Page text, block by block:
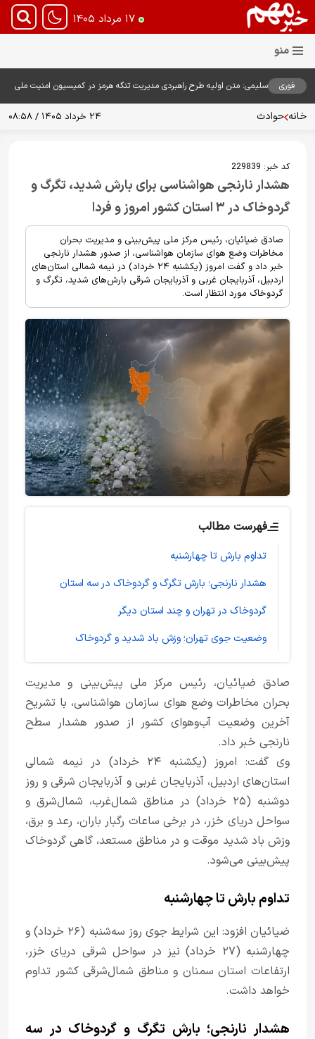
۱۷ مرداد ۱۴۰۵
فوری
سلیمی: متن اولیه طرح راهبردی مدیریت تنگه هرمز در کمیسیون امنیت ملی
خانه حوادث ۲۴ خرداد ۱۴۰۵ / ۰۸:۵۸
کد خبر: 229839
هشدار نارنجی هواشناسی برای بارش شدید، تگرگ و
گردوخاک در ۳ استان کشور امروز و فردا
صادق ضیائیان، رئیس مرکز ملی پیش‌بینی و مدیریت بحران
مخاطرات وضع هوای سازمان هواشناسی، از صدور هشدار نارنجی
خبر داد و گفت امروز (یکشنبه ۲۴ خرداد) در نیمه شمالی استان‌های
اردبیل، آذربایجان غربی و آذربایجان شرقی بارش‌های شدید، تگرگ و
گردوخاک مورد انتظار است.
فهرست مطالب
تداوم بارش تا چهارشنبه
هشدار نارنجی؛ بارش تگرگ و گردوخاک در سه استان
گردوخاک در تهران و چند استان دیگر
وضعیت جوی تهران؛ وزش باد شدید و گردوخاک
صادق ضیائیان، رئیس مرکز ملی پیش‌بینی و مدیریت
بحران مخاطرات وضع هوای سازمان هواشناسی، با تشریح
آخرین وضعیت آب‌وهوای کشور از صدور هشدار سطح
نارنجی خبر داد.
وی گفت: امروز (یکشنبه ۲۴ خرداد) در نیمه شمالی
استان‌های اردبیل، آذربایجان غربی و آذربایجان شرقی و روز
دوشنبه (۲۵ خرداد) در مناطق شمال‌غرب، شمال‌شرق و
سواحل دریای خزر، در برخی ساعات رگبار باران، رعد و برق،
وزش باد شدید موقت و در مناطق مستعد، گاهی گردوخاک
پیش‌بینی می‌شود.
تداوم بارش تا چهارشنبه
ضیائیان افزود: این شرایط جوی روز سه‌شنبه (۲۶ خرداد) و
چهارشنبه (۲۷ خرداد) نیز در سواحل شرقی دریای خزر،
ارتفاعات استان سمنان و مناطق شمال‌شرقی کشور تداوم
خواهد داشت.
هشدار نارنجی؛ بارش تگرگ و گردوخاک در سه